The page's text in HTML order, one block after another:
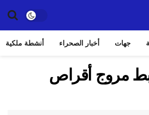
جهات أخبار الصحراء أنشطة ملكية
مروج أقراص